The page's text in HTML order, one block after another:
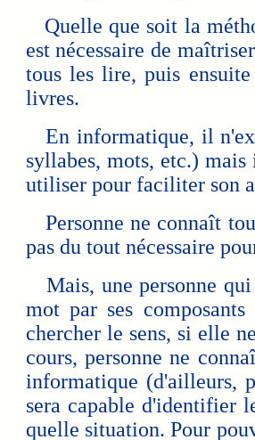
Quelle que soit la
est nécessaire de
tous les lire, puis
livres.
En informatique, il
syllabes, mots, etc.)
utiliser pour faciliter son
Personne ne connaît
pas du tout nécessaire
Mais, une personne
mot par ses
chercher le sens, si elle
cours, personne ne
informatique (d'ailleurs,
sera capable d'identifier
quelle situation. Pour